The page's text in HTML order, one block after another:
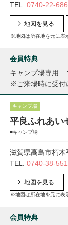
TEL. 0740-22-
地図を見る
※地図は所在地を元に表
会員特典
キャンプ場専用
※ご来場時に受付
キャンプ場
平良ふれあい
■キャンプ場
滋賀県高島市朽木
TEL. 0740-38-
地図を見る
※地図は所在地を元に表
会員特典